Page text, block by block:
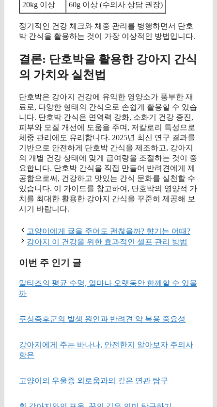
20kg 이상
60g 이상 (수의사 상담 권장)
정기적인 건강 체크와 체중 관리를 병행하면서 단호
박 간식을 활용하는 것이 가장 이상적인 방법입니다.
결론: 단호박을 활용한 강아지 간식
의 가치와 실천법
단호박은 강아지 건강에 유익한 영양소가 풍부한 재
료로, 다양한 형태의 간식으로 손쉽게 활용할 수 있습
니다. 단호박 간식은 면역력 강화, 소화기 건강 증진,
피부와 모질 개선에 도움을 주며, 저칼로리 특성으로
체중 관리에도 유리합니다. 2025년 최신 연구 결과를
기반으로 안전하게 단호박 간식을 제조하고, 강아지
의 개별 건강 상태에 맞게 급여량을 조절하는 것이 중
요합니다. 단호박 간식을 직접 만들어 반려견에게 제
공함으로써, 건강하고 맛있는 간식 문화를 실천할 수
있습니다. 이 가이드를 참고하여, 단호박의 영양적 가
치를 최대한 활용한 강아지 간식을 꾸준히 제공해 보
시기 바랍니다.
고양이에게 귤을 주어도 괜찮을까? 향기는 어때?
강아지 이 건강을 위한 효과적인 셀프 관리 방법
이번 주 인기 글
말티즈의 평균 수명, 얼마나 오랫동안 함께할 수 있을
까
쿠싱증후군의 발생 원인과 반려견 약 복용 중요성
강아지에게 주는 바나나, 안전한지 알아보자 주의사
항은
고양이의 우울증 외로움과의 깊은 연관 탐구